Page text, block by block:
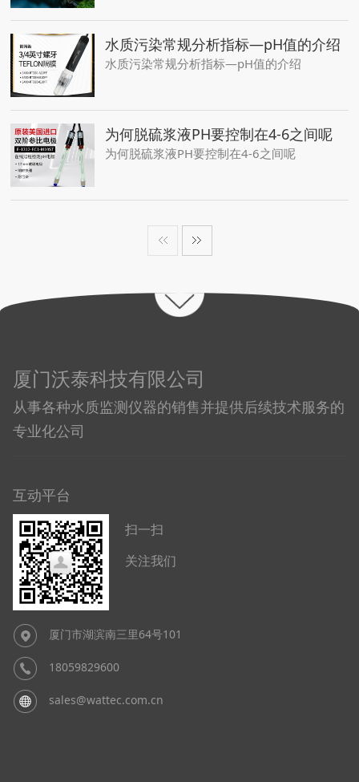
水质污染常规分析指标—pH值的介绍
水质污染常规分析指标—pH值的介绍
为何脱硫浆液PH要控制在4-6之间呢
为何脱硫浆液PH要控制在4-6之间呢
厦门沃泰科技有限公司
从事各种水质监测仪器的销售并提供后续技术服务的
专业化公司
互动平台
扫一扫
关注我们
厦门市湖滨南三里64号101
18059829600
sales@wattec.com.cn